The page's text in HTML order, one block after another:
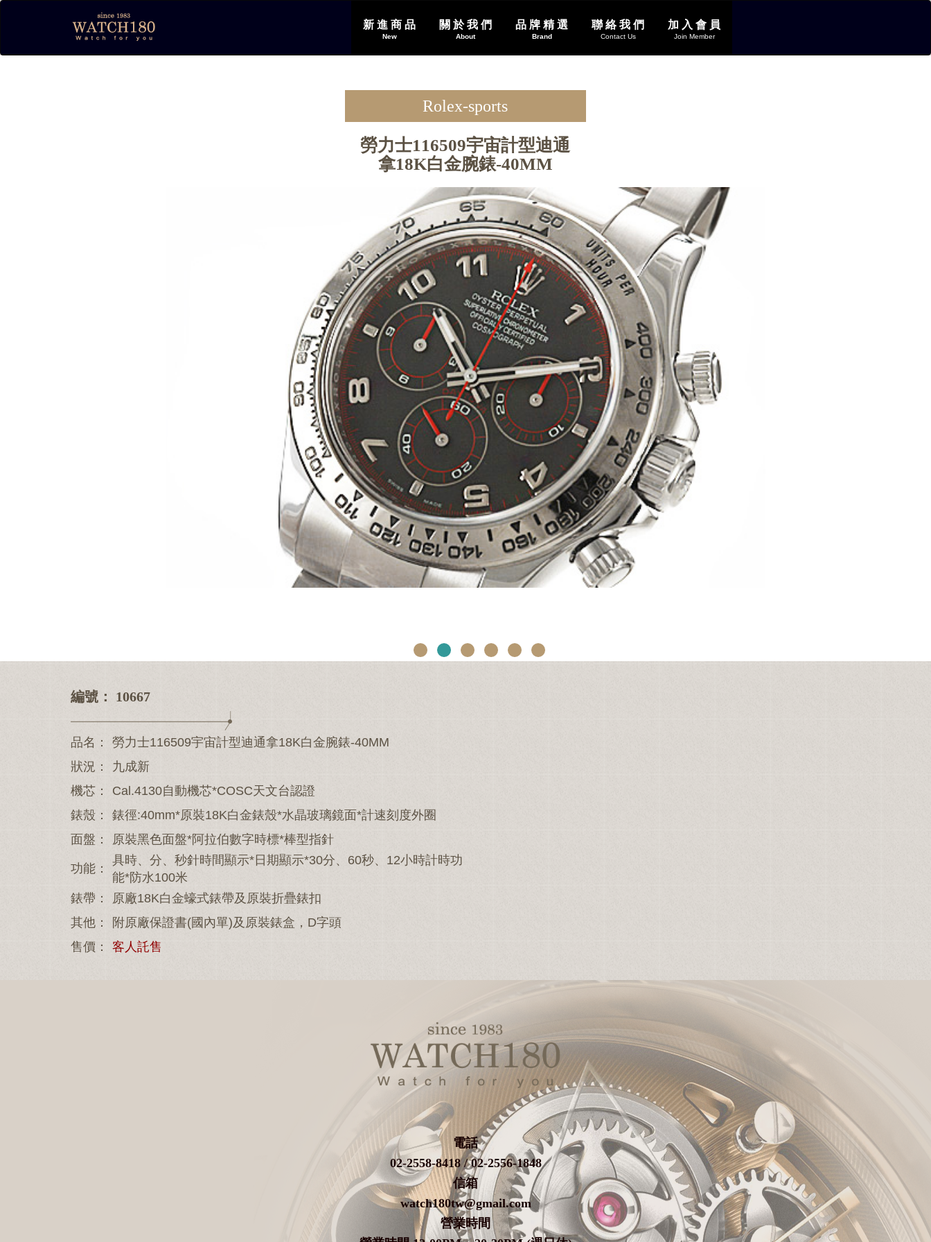
新 進 商 品
New(current)
關 於 我 們
About(current)
品 牌 精 選
Brand
聯 絡 我 們
Contact Us
加 入 會 員
Join Member
Rolex-sports
勞力士116509宇宙計型迪通
拿18K白金腕錶-40MM
編號： 10667
品名：
勞力士116509宇宙計型迪通拿18K白金腕錶-40MM
狀況：
九成新
機芯：
Cal.4130自動機芯*COSC天文台認證
錶殼：
錶徑:40mm*原裝18K白金錶殼*水晶玻璃鏡面*計速刻度外圈
面盤：
原裝黑色面盤*阿拉伯數字時標*棒型指針
功能：
具時、分、秒針時間顯示*日期顯示*30分、60秒、12小時計時功
能*防水100米
錶帶：
原廠18K白金蠔式錶帶及原裝折疊錶扣
其他：
附原廠保證書(國內單)及原裝錶盒，D字頭
售價：
客人託售
電話
02-2558-8418 / 02-2556-1848
信箱
watch180tw@gmail.com
營業時間